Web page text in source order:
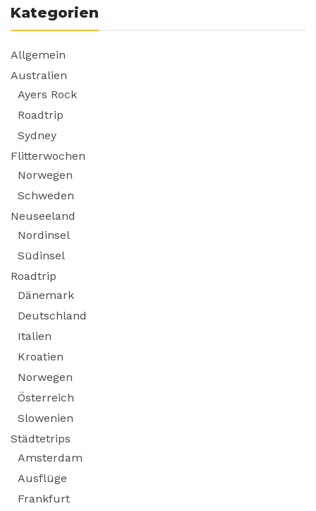
Kategorien
Allgemein
Australien
Ayers Rock
Roadtrip
Sydney
Flitterwochen
Norwegen
Schweden
Neuseeland
Nordinsel
Südinsel
Roadtrip
Dänemark
Deutschland
Italien
Kroatien
Norwegen
Österreich
Slowenien
Städtetrips
Amsterdam
Ausflüge
Frankfurt